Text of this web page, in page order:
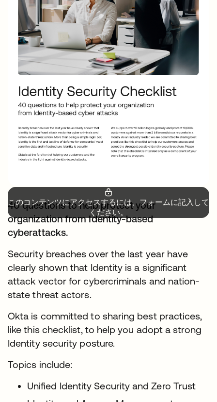
このコンテンツにアクセスするには、フォームに記入して
ください。
40 questions to help protect your
organization from Identity-based
cyberattacks.
Security breaches over the last year have
clearly shown that Identity is a significant
attack vector for cybercriminals and nation-
state threat actors.
Okta is committed to sharing best practices,
like this checklist, to help you adopt a strong
Identity security posture.
Topics include:
Unified Identity Security and Zero Trust